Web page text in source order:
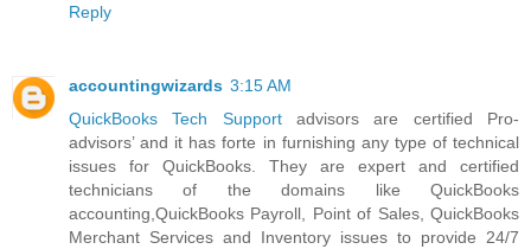
Reply
accountingwizards 3:15 AM
QuickBooks Tech Supportadvisors are certified Pro-
advisors’ and it has forte in furnishing any type of technical
issues for QuickBooks. They are expert and certified
technicians of the domains like QuickBooks
accounting,QuickBooks Payroll, Point of Sales, QuickBooks
Merchant Services and Inventory issues to provide 24/7